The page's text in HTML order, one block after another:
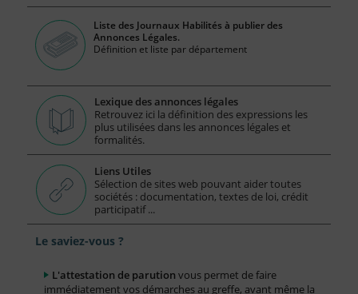
Liste des Journaux Habilités à publier des
Annonces Légales.
Définition et liste par département
Lexique des annonces légales
Retrouvez ici la définition des expressions les
plus utilisées dans les annonces légales et
formalités.
Liens Utiles
Sélection de sites web pouvant aider toutes
sociétés : documentation, textes de loi, crédit
participatif ...
Le saviez-vous ?
L'attestation de parution vous permet de faire
immédiatement vos démarches au greffe, avant même la